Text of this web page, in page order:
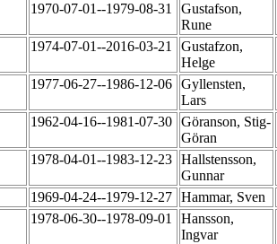
1970-07-01--1979-08-31
Gustafson,
Rune
1974-07-01--2016-03-21
Gustafzon,
Helge
1977-06-27--1986-12-06 Gyllensten,
Lars
1962-04-16--1981-07-30 Göranson, Stig-
Göran
1978-04-01--1983-12-23 Hallstensson,
Gunnar
1969-04-24--1979-12-27 Hammar, Sven
1978-06-30--1978-09-01
Hansson,
Ingvar